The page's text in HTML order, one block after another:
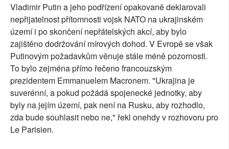
Vladimir Putin a jeho podřízení opakovaně deklarovali
nepřijatelnost přítomnosti vojsk NATO na ukrajinském
území i po skončení nepřátelských akcí, aby bylo
zajištěno dodržování mírových dohod. V Evropě se však
Putinovým požadavkům věnuje stále méně pozornosti.
To bylo zejména přímo řečeno francouzským
prezidentem Emmanuelem Macronem. "Ukrajina je
suverénní, a pokud požádá spojenecké jednotky, aby
byly na jejím území, pak není na Rusku, aby rozhodlo,
zda bude souhlasit nebo ne," řekl onehdy v rozhovoru pro
Le Parisien.